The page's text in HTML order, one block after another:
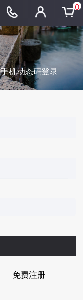
0
手机动态码登录
免费注册